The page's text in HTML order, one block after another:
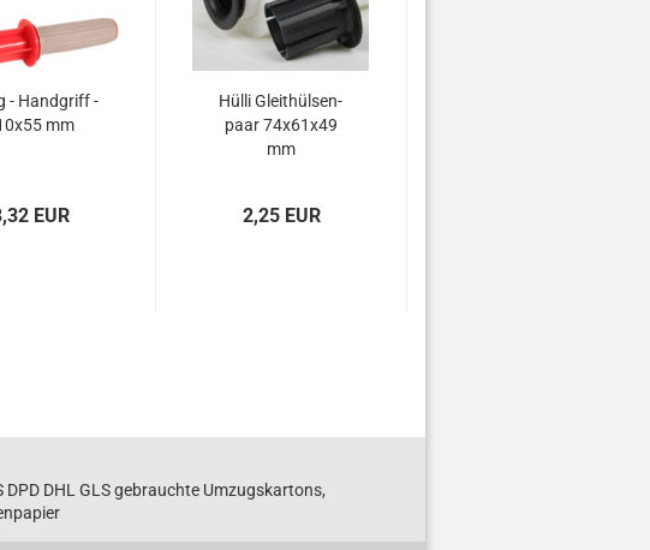
- Hand­griff -
mm
EUR
Hülli Gleit­hül­sen­
paar 74x61x49
mm
2,25 EUR
DHL GLS gebrauchte Umzugskartons,